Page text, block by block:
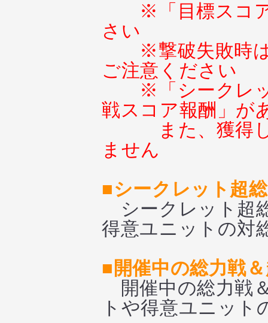
※「目標スコ
さい
※撃破失敗時
ご注意ください
※「シークレ
戦スコア報酬」が
また、獲得
ません
■シークレット超
シークレット超
得意ユニットの対
■開催中の総力戦
開催中の総力戦
トや得意ユニット